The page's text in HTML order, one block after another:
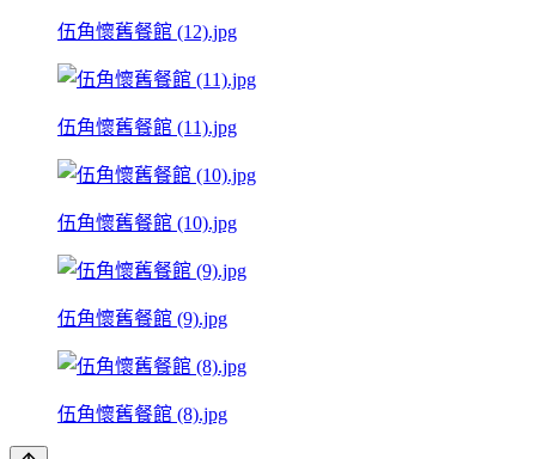
伍角懷舊餐館 (12).jpg
伍角懷舊餐館 (11).jpg
伍角懷舊餐館 (10).jpg
伍角懷舊餐館 (9).jpg
伍角懷舊餐館 (8).jpg